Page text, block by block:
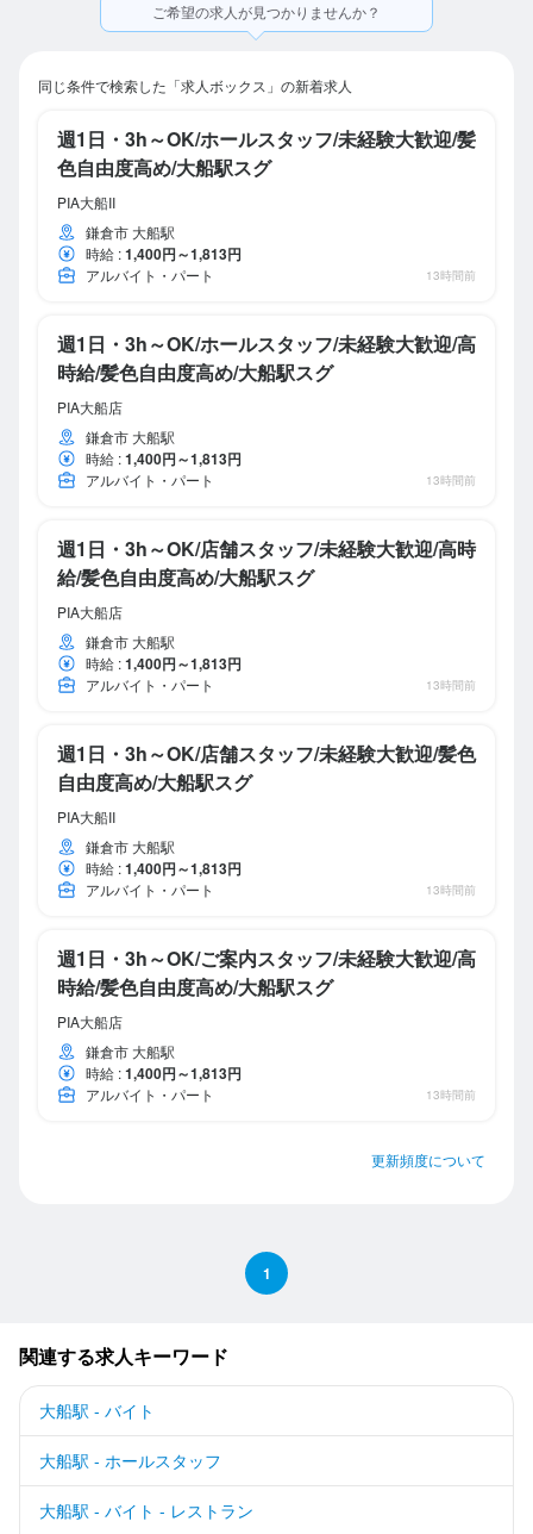
ご希望の求人が見つかりませんか？
同じ条件で検索した「求人ボックス」の新着求人
週1日・3h～OK/ホールスタッフ/未経験大歓迎/髪
色自由度高め/大船駅スグ
PIA大船II
鎌倉市 大船駅
時給 :1,400円～1,813円
アルバイト・パート 13時間前
週1日・3h～OK/ホールスタッフ/未経験大歓迎/高
時給/髪色自由度高め/大船駅スグ
PIA大船店
鎌倉市 大船駅
時給 :1,400円～1,813円
アルバイト・パート 13時間前
週1日・3h～OK/店舗スタッフ/未経験大歓迎/高時
給/髪色自由度高め/大船駅スグ
PIA大船店
鎌倉市 大船駅
時給 :1,400円～1,813円
アルバイト・パート 13時間前
週1日・3h～OK/店舗スタッフ/未経験大歓迎/髪色
自由度高め/大船駅スグ
PIA大船II
鎌倉市 大船駅
時給 :1,400円～1,813円
アルバイト・パート 13時間前
週1日・3h～OK/ご案内スタッフ/未経験大歓迎/高
時給/髪色自由度高め/大船駅スグ
PIA大船店
鎌倉市 大船駅
時給 :1,400円～1,813円
アルバイト・パート 13時間前
更新頻度について
1
関連する求人キーワード
大船駅 - バイト
大船駅 - ホールスタッフ
大船駅 - バイト - レストラン